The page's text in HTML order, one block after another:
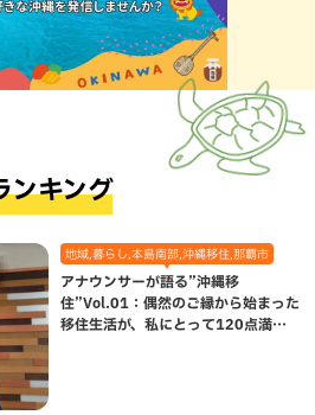
ンキング
地域,暮らし,本島南部,沖縄移住,那覇市
アナウンサーが語る”沖縄移
住”Vol.01：偶然のご縁から始まった
移住生活が、私にとって120点満点